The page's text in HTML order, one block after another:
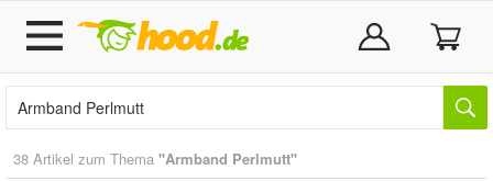
38 Artikel zum Thema "Armband Perlmutt"